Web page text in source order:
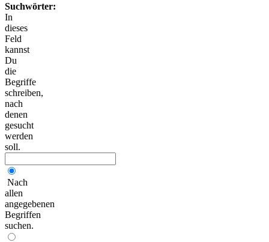
Suchwörter:
In
dieses
Feld
kannst
Du
die
Begriffe
schreiben,
nach
denen
gesucht
werden
soll.
Nach
allen
angegebenen
Begriffen
suchen.